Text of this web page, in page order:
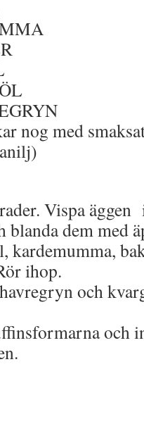
nog med
Vispa äggen
blanda dem med
kardemumma,
ihop.
och
och